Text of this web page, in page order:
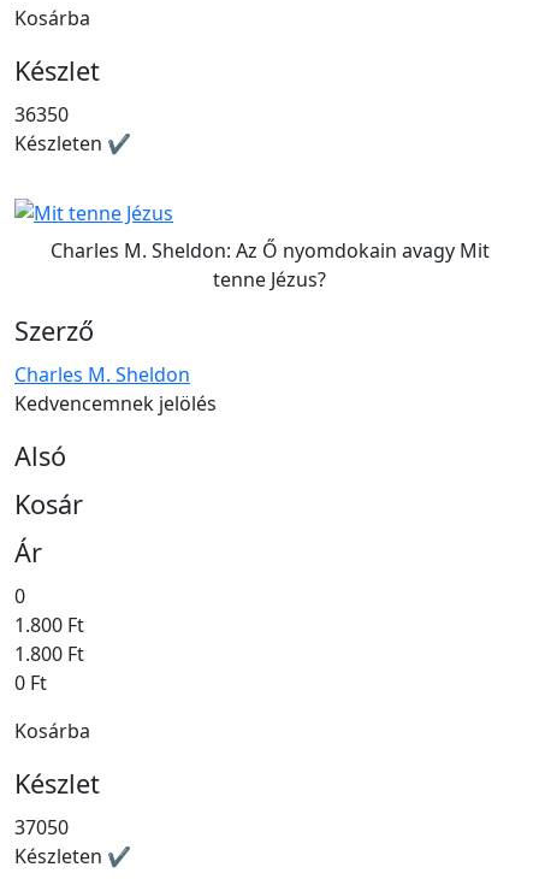
Kosárba
Készlet
36350
Készleten ✔
Charles M. Sheldon: Az Ő nyomdokain avagy Mit
tenne Jézus?
Szerző
Charles M. Sheldon
Kedvencemnek jelölés
Alsó
Kosár
Ár
0
1.800 Ft
1.800 Ft
0 Ft
Kosárba
Készlet
37050
Készleten ✔